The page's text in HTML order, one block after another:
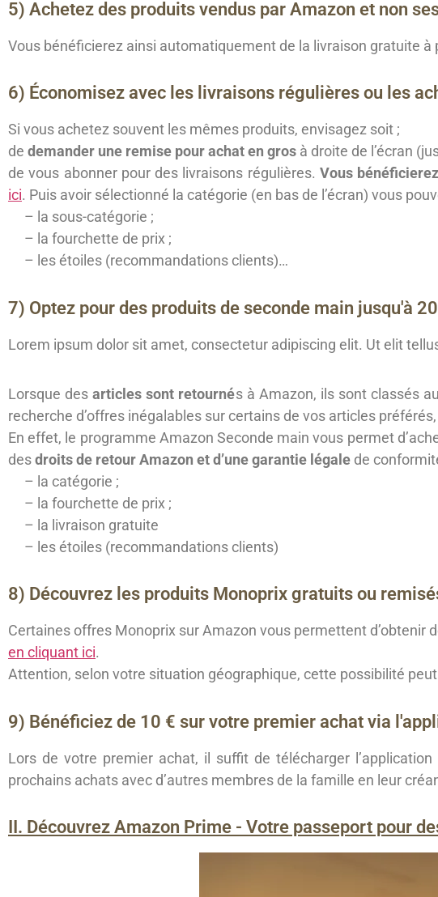
5) Achetez des produits vendus par Amazon et non
Vous bénéficierez ainsi automatiquement de la livraison gratuite
6) Économisez avec les livraisons régulières ou les
Si vous achetez souvent les mêmes produits, envisagez soit ;
de demander une remise pour achat en gros à droite de l’écran
de vous abonner pour des livraisons régulières. Vous
ici. Puis avoir sélectionné la catégorie (en bas de l’écran) vous
– la sous-catégorie ;
– la fourchette de prix ;
– les étoiles (recommandations clients)…
7) Optez pour des produits de seconde main jusqu'à
Lorem ipsum dolor sit amet, consectetur adipiscing elit. Ut elit
Lorsque desarticles sont retournés à Amazon, ils sont classés
recherche d’offres inégalables sur certains de vos articles
En effet, le programme Amazon Seconde main vous permet
desdroits de retour Amazon et d’une garantie légale de
– la catégorie ;
– la fourchette de prix ;
– la livraison gratuite
– les étoiles (recommandations clients)
8) Découvrez les produits Monoprix gratuits ou
Certaines offres Monoprix sur Amazon vous permettent d’obtenir
en cliquant ici.
Attention, selon votre situation géographique, cette possibilité
9) Bénéficiez de 10 € sur votre premier achat via
Lors de votre premier achat, il suffit de télécharger
prochains achats avec d’autres membres de la famille en leur
II. Découvrez Amazon Prime - Votre passeport pour